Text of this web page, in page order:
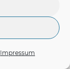
Impressum